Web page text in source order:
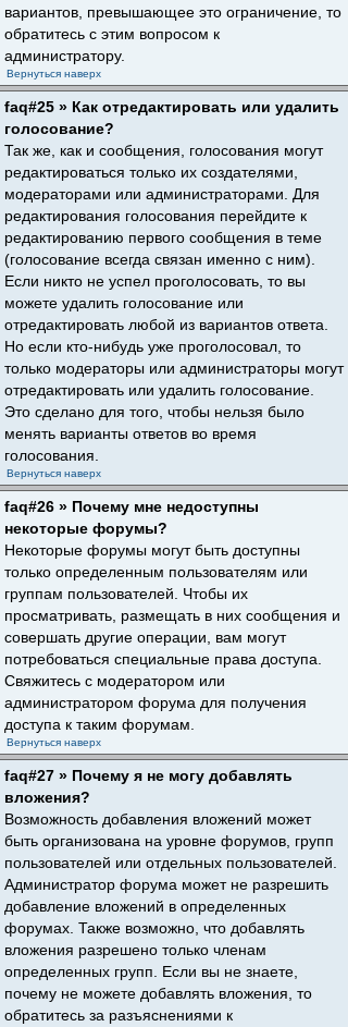
вариантов, превышающее это ограничение, то
обратитесь с этим вопросом к
администратору.
Вернуться наверх
faq#25 » Как отредактировать или удалить
голосование?
Так же, как и сообщения, голосования могут
редактироваться только их создателями,
модераторами или администраторами. Для
редактирования голосования перейдите к
редактированию первого сообщения в теме
(голосование всегда связан именно с ним).
Если никто не успел проголосовать, то вы
можете удалить голосование или
отредактировать любой из вариантов ответа.
Но если кто-нибудь уже проголосовал, то
только модераторы или администраторы могут
отредактировать или удалить голосование.
Это сделано для того, чтобы нельзя было
менять варианты ответов во время
голосования.
Вернуться наверх
faq#26 » Почему мне недоступны
некоторые форумы?
Некоторые форумы могут быть доступны
только определенным пользователям или
группам пользователей. Чтобы их
просматривать, размещать в них сообщения и
совершать другие операции, вам могут
потребоваться специальные права доступа.
Свяжитесь с модератором или
администратором форума для получения
доступа к таким форумам.
Вернуться наверх
faq#27 » Почему я не могу добавлять
вложения?
Возможность добавления вложений может
быть организована на уровне форумов, групп
пользователей или отдельных пользователей.
Администратор форума может не разрешить
добавление вложений в определенных
форумах. Также возможно, что добавлять
вложения разрешено только членам
определенных групп. Если вы не знаете,
почему не можете добавлять вложения, то
обратитесь за разъяснениями к